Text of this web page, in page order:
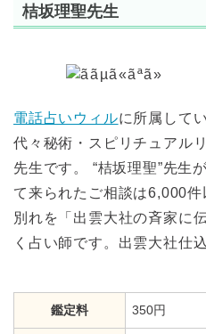
桔坂理聖先生
電話占いウィルに所属して
代々秘術・スピリチュアル
先生です。 “桔坂理聖”先生
て来られたご相談は6,000
別れを「出雲大社の斉家に
く占い師です。出雲大社仕
鑑定料 350円